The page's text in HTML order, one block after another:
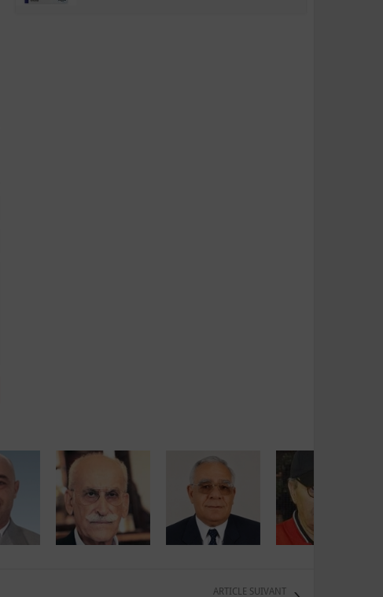
ARTICLE SUIVANT